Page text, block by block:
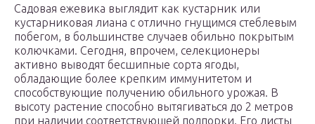
Садовая ежевика выглядит как кустарник или
кустарниковая лиана с отлично гнущимся стеблевым
побегом, в большинстве случаев обильно покрытым
колючками. Сегодня, впрочем, селекционеры
активно выводят бесшипные сорта ягоды,
обладающие более крепким иммунитетом и
способствующие получению обильного урожая. В
высоту растение способно вытягиваться до 2 метров
при наличии соответствующей подпорки. Его листы